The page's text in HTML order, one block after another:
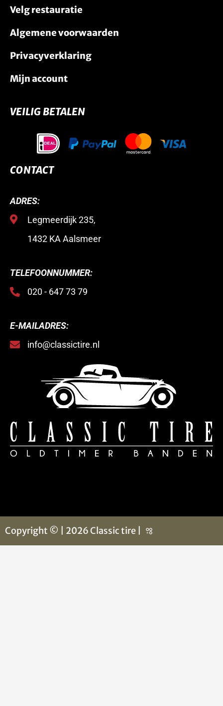
Velg restauratie
Algemene voorwaarden
Privacyverklaring
Mijn account
VEILIG BETALEN
CONTACT
ADRES:
Legmeerdijk 235,
1432 KA Aalsmeer
TELEFOONNUMMER:
020 - 647 73 79
E-MAILADRES:
info@classictire.nl
Copyright © | 2026 Classic tire |